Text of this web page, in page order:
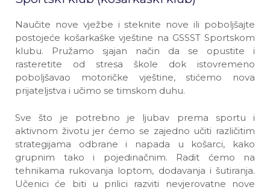
Naučite nove vježbe i steknite nove ili poboljšajte
postojeće košarkaške vještine na GSSST Sportskom
klubu. Pružamo sjajan način da se opustite i
rasteretite od stresa škole dok istovremeno
poboljšavao motoričke vještine, stićemo nova
prijateljstva i učimo se timskom duhu.
Sve što je potrebno je ljubav prema sportu i
aktivnom životu jer ćemo se zajedno učiti različitim
strategijama odbrane i napada u košarci, kako
grupnim tako i pojedinačnim. Radit ćemo na
tehnikama rukovanja loptom, dodavanja i šutiranja.
Učenici će biti u prilici razviti nevjerovatne nove